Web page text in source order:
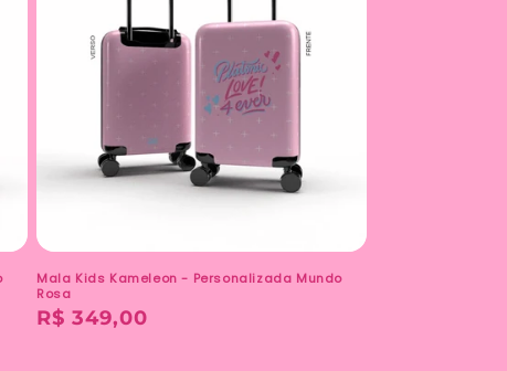
Mala Kids Kameleon - Personalizada Mundo
Rosa
Preço
R$ 349,00